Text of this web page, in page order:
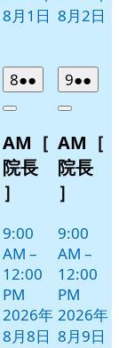
8月1日 8月2日
82026
年
月
8
日
●●
件
イ
ベ
Close
AM［
院長
］
9:00
AM –
12:00
PM
2026年
8月8日
92026
年
月
9
日
●●
件
イ
ベ
Close
AM［
院長
］
9:00
AM –
12:00
PM
2026年
8月9日